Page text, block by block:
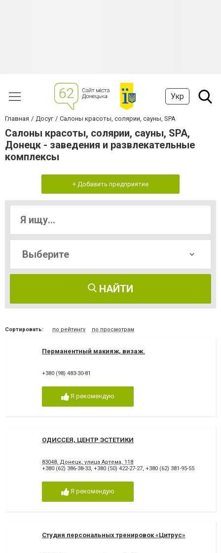
Укр
Главная Досуг Салоны красоты, солярии, сауны, SPA
Салоны красоты, солярии, сауны, SPA,
Донецк - заведения и развлекательные
комплексы
+ Добавить предприятие
НАЙТИ
Сортировать: по рейтингу по просмотрам
Перманентный макияж, визаж.
+380 (98) 483-30-81
Я рекомендую
ОДИССЕЯ, ЦЕНТР ЭСТЕТИКИ
83048, Донецк, улица Артема, 118
+380 (62) 386-38-33, +380 (50) 422-27-27, +380 (62) 381-95-55
Я рекомендую
Студия персональных тренировок «Цитрус»